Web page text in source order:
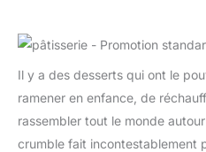
Il y a des desserts qui ont le
ramener en enfance, de
rassembler tout le monde
crumble fait incontestablement